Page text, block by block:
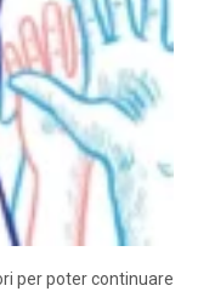
per poter continuare